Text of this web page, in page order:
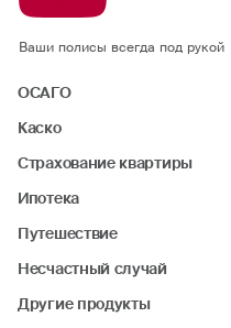
Ваши полисы всегда под рукой
ОСАГО
Каско
Страхование квартиры
Ипотека
Путешествие
Несчастный случай
Другие продукты